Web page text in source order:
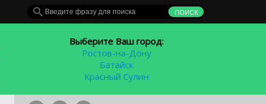
Выберите Ваш город:
Ростов-на-Дону
Батайск
Красный Сулин